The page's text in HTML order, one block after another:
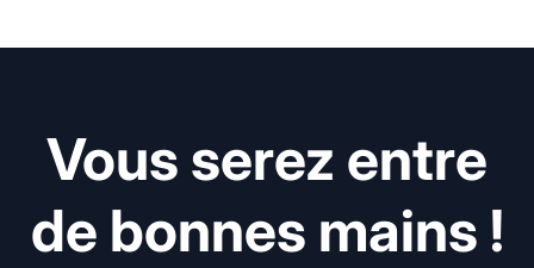
Vous serez entre
de bonnes mains !